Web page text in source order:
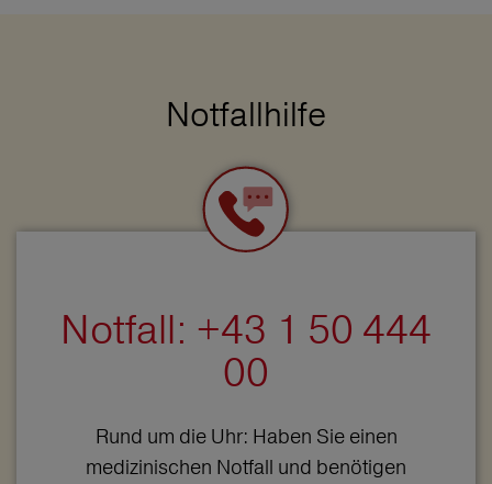
Notfallhilfe
Notfall: +43 1 50 444
00
Rund um die Uhr: Haben Sie einen
medizinischen Notfall und benötigen